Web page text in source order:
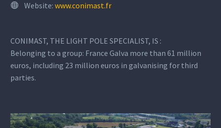
Website: www.conimast.fr
CONIMAST, THE LIGHT POLE SPECIALIST, IS :
Belonging to a group: France Galva more than 61 million
euros, including 23 million euros in galvanising for third
parties.